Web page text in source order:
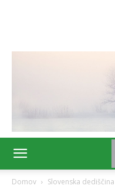
Domov Slovenska dediščina